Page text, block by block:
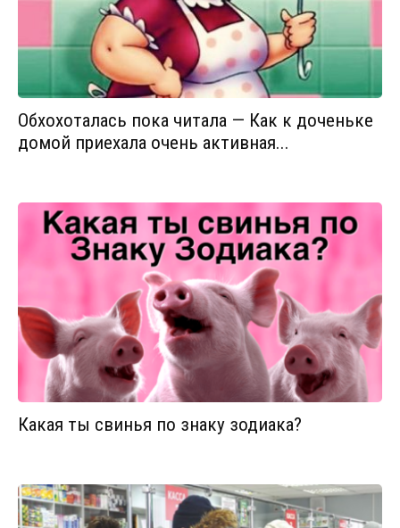
Обхохоталась пока читала — Как к доченьке
домой приехала очень активная...
Какая ты свинья по знаку зодиака?